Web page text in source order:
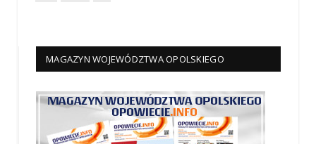
MAGAZYN WOJEWÓDZTWA OPOLSKIEGO